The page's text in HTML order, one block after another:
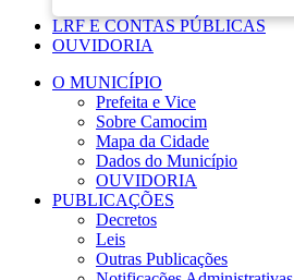
LRF E CONTAS PÚBLICAS
OUVIDORIA
O MUNICÍPIO
Prefeita e Vice
Sobre Camocim
Mapa da Cidade
Dados do Município
OUVIDORIA
PUBLICAÇÕES
Decretos
Leis
Outras Publicações